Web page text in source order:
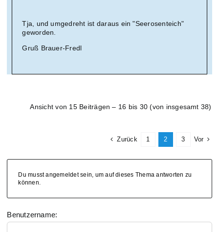
Tja, und umgedreht ist daraus ein "Seerosenteich"
geworden.
Gruß Brauer-Fredl
Ansicht von 15 Beiträgen – 16 bis 30 (von insgesamt 38)
Zurück 1 2 3 Vor
Du musst angemeldet sein, um auf dieses Thema antworten zu
können.
Benutzername: